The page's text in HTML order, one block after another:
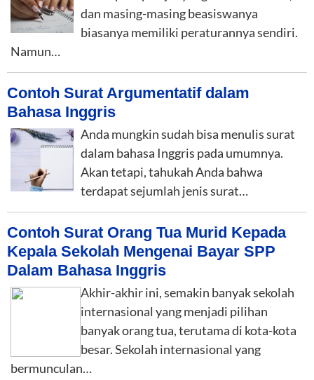
dan masing-masing beasiswanya
biasanya memiliki peraturannya sendiri.
Namun…
Contoh Surat Argumentatif dalam
Bahasa Inggris
Anda mungkin sudah bisa menulis surat
dalam bahasa Inggris pada umumnya.
Akan tetapi, tahukah Anda bahwa
terdapat sejumlah jenis surat…
Contoh Surat Orang Tua Murid Kepada
Kepala Sekolah Mengenai Bayar SPP
Dalam Bahasa Inggris
Akhir-akhir ini, semakin banyak sekolah
internasional yang menjadi pilihan
banyak orang tua, terutama di kota-kota
besar. Sekolah internasional yang
bermunculan…